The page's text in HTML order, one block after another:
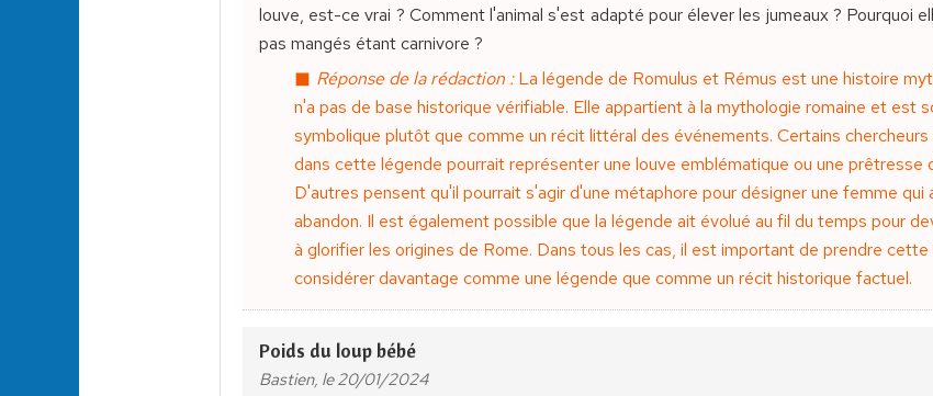
louve, est-ce vrai ? Comment l'animal s'est adapté pour élever les jumeaux ? Pourquoi
pas mangés étant carnivore ?
Réponse de la rédaction :La légende de Romulus et Rémus est une histoire
n'a pas de base historique vérifiable. Elle appartient à la mythologie romaine et est
symbolique plutôt que comme un récit littéral des événements. Certains
dans cette légende pourrait représenter une louve emblématique ou une prêtresse
D'autres pensent qu'il pourrait s'agir d'une métaphore pour désigner une femme qui
abandon. Il est également possible que la légende ait évolué au fil du temps pour
à glorifier les origines de Rome. Dans tous les cas, il est important de prendre
considérer davantage comme une légende que comme un récit historique factuel.
Poids du loup bébé
Bastien, le 20/01/2024